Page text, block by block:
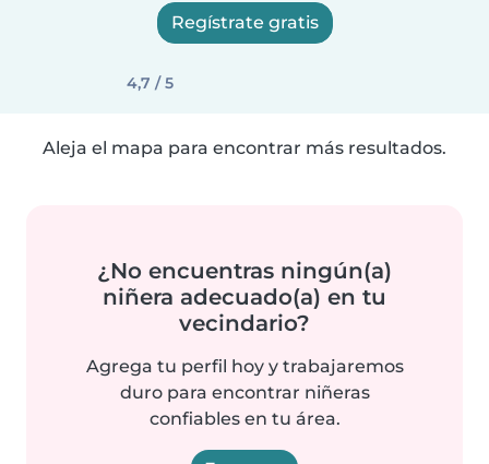
Regístrate gratis
4,7 / 5
Aleja el mapa para encontrar más resultados.
¿No encuentras ningún(a)
niñera adecuado(a) en tu
vecindario?
Agrega tu perfil hoy y trabajaremos
duro para encontrar niñeras
confiables en tu área.